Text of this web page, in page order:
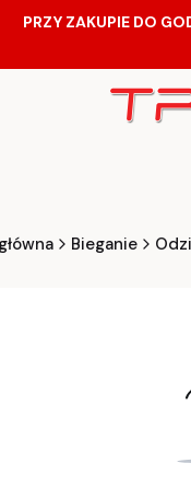
PRZY ZAKUPIE DO
Bieganie